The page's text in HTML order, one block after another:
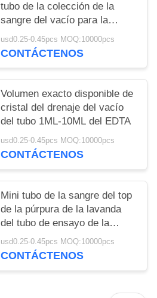
tubo de la colección de la
sangre del vacío para la
determinación de G-6-PD
usd0.25-0.45pcs MOQ:10000pcs
CONTÁCTENOS
Volumen exacto disponible de
cristal del drenaje del vacío
del tubo 1ML-10ML del EDTA
usd0.25-0.45pcs MOQ:10000pcs
CONTÁCTENOS
Mini tubo de la sangre del top
de la púrpura de la lavanda
del tubo de ensayo de la
sangre del EDTA de la ERA
K2 de los PP
usd0.25-0.45pcs MOQ:10000pcs
CONTÁCTENOS